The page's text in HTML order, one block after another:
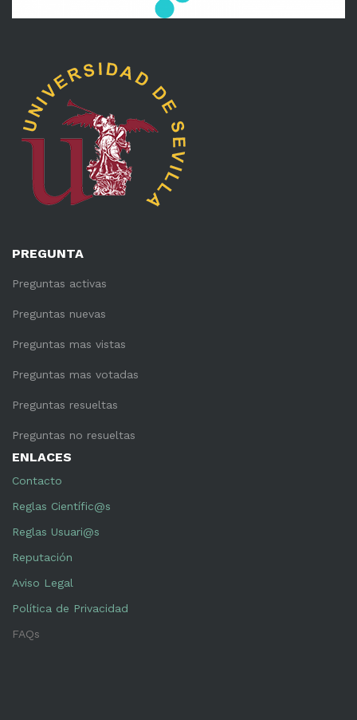
PREGUNTA
Preguntas activas
Preguntas nuevas
Preguntas mas vistas
Preguntas mas votadas
Preguntas resueltas
Preguntas no resueltas
ENLACES
Contacto
Reglas Científic@s
Reglas Usuari@s
Reputación
Aviso Legal
Política de Privacidad
FAQs